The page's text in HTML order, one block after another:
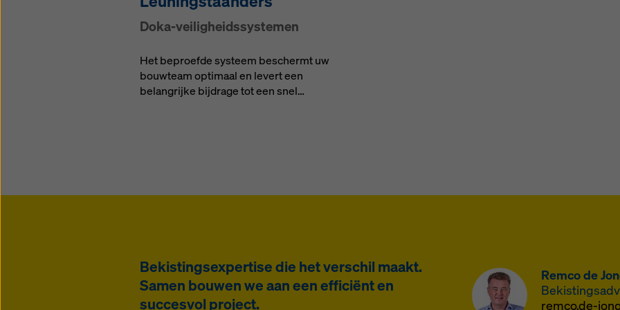
Doka-vei­lig­heids­sys­te­men
Het beproefde systeem beschermt uw
bouwteam optimaal en levert een
belangrijke bijdrage tot een snel…
Bekistingsexpertise die het verschil maakt.
Samen bouwen we aan een efficiënt en
succesvol project.
Remco de
remco.de-